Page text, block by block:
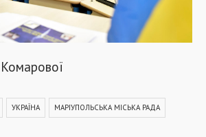
УКРАЇНА МАРІУПОЛЬСЬКА МІСЬКА РАДА